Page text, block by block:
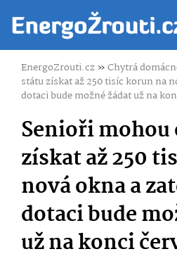
EnergoZrouti.cz»Chytrá
státu získat až 250 tisíc korun na
dotaci bude možné žádat už na
Senioři mohou
získat až 250
nová okna a
dotaci bude
už na konci